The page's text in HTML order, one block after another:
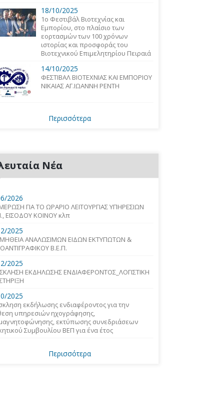
18/10/2025
1o Φεστιβάλ Βιοτεχνίας και
Εμπορίου, στο πλαίσιο των
εορτασμών των 100 χρόνων
ιστορίας και προσφοράς του
Βιοτεχνικού Επιμελητηρίου Πειραιά
14/10/2025
ΦΕΣΤΙΒΑΛ ΒΙΟΤΕΧΝΙΑΣ ΚΑΙ ΕΜΠΟΡΙΟΥ
ΝΙΚΑΙΑΣ ΑΓ.ΙΩΑΝΝΗ ΡΕΝΤΗ
Περισσότερα
Νέα
2026
ΓΙΑ ΤΟ ΩΡΑΡΙΟ ΛΕΙΤΟΥΡΓΙΑΣ ΥΠΗΡΕΣΙΩΝ
ΕΙΣΟΔΟΥ ΚΟΙΝΟΥ κλπ
2025
ΑΝΑΛΩΣΙΜΩΝ ΕΙΔΩΝ ΕΚΤΥΠΩΤΩΝ &
Β.Ε.Π.
2025
ΕΚΔΗΛΩΣΗΣ ΕΝΔΙΑΦΕΡΟΝΤΟΣ_ΛΟΓΙΣΤΙΚΗ
2025
εκδήλωσης ενδιαφέροντος για την
υπηρεσιών ηχογράφησης,
εκτύπωσης συνεδριάσεων
Συμβουλίου ΒΕΠ για ένα έτος
Περισσότερα